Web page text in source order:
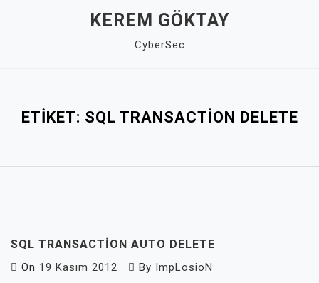
KEREM GÖKTAY
CyberSec
ETIKET: SQL TRANSACTION DELETE
SQL TRANSACTION AUTO DELETE
On 19 Kasım 2012 By ImpLosioN